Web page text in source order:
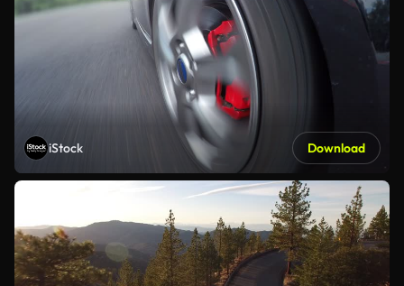
iStock Download